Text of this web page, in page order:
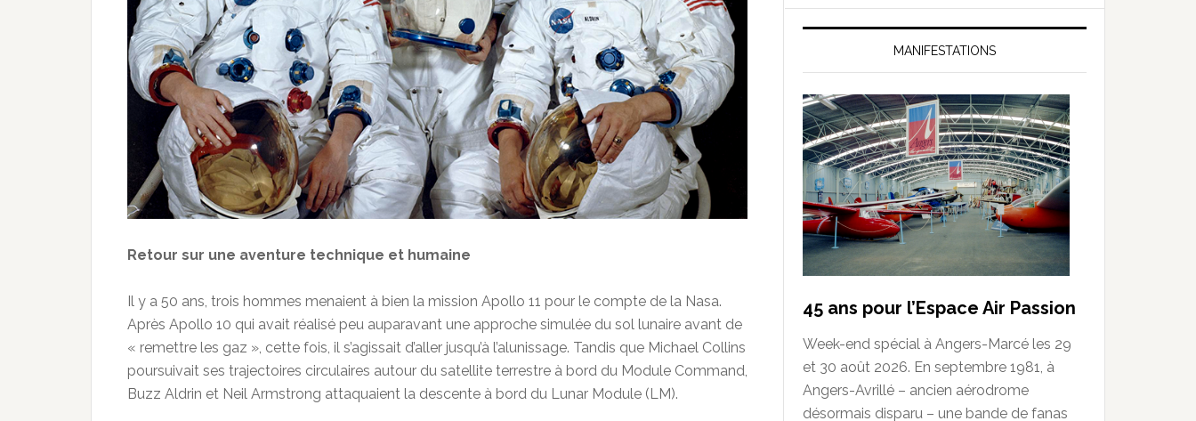
Retour sur une aventure technique et humaine
Il y a 50 ans, trois hommes menaient à bien la mission Apollo 11 pour le compte de la Nasa.
Après Apollo 10 qui avait réalisé peu auparavant une approche simulée du sol lunaire avant de
« remettre les gaz », cette fois, il s’agissait d’aller jusqu’à l’alunissage. Tandis que Michael Collins
poursuivait ses trajectoires circulaires autour du satellite terrestre à bord du Module Command,
Buzz Aldrin et Neil Armstrong attaquaient la descente à bord du Lunar Module (LM).
MANIFESTATIONS
45 ans pour l’Espace Air Passion
Week-end spécial à Angers-Marcé les 29
et 30 août 2026. En septembre 1981, à
Angers-Avrillé – ancien aérodrome
désormais disparu – une bande de fanas